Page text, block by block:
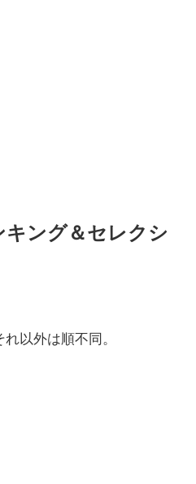
キング＆セレクシ
以外は順不同。